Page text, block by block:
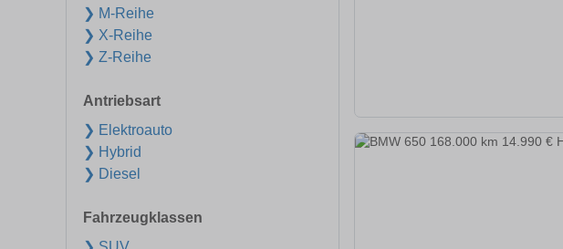
❯ M-Reihe
❯ X-Reihe
❯ Z-Reihe
Antriebsart
❯ Elektroauto
❯ Hybrid
❯ Diesel
Fahrzeugklassen